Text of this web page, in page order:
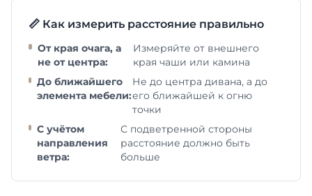
📏 Как измерить расстояние правильно
От края очага, а
не от центра:
Измеряйте от внешнего
края чаши или камина
До ближайшего
элемента мебели:
Не до центра дивана, а до
его ближайшей к огню
точки
С учётом
направления
ветра:
С подветренной стороны
расстояние должно быть
больше